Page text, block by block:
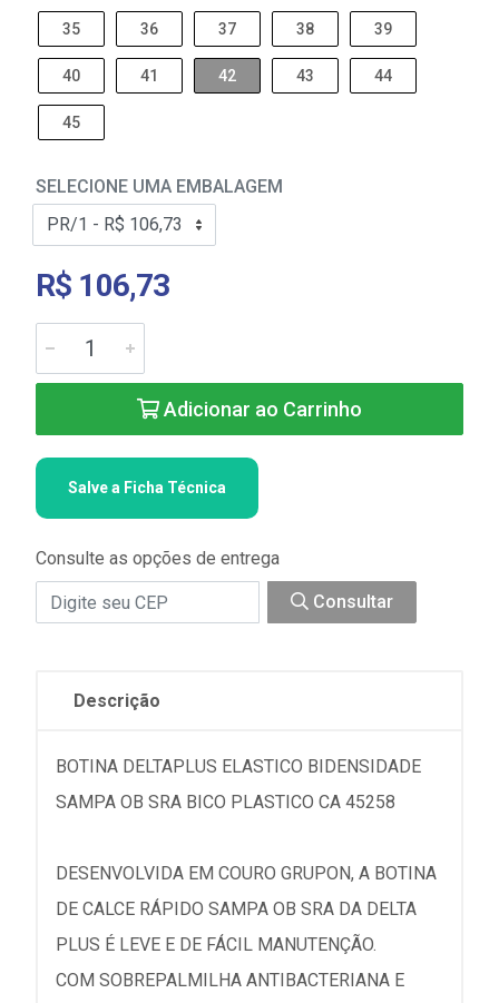
35 36 37 38 39
40 41 42 43 44
45
SELECIONE UMA EMBALAGEM
R$ 106,73
Adicionar ao Carrinho
Salve a Ficha Técnica
Consulte as opções de entrega
Consultar
Descrição
BOTINA DELTAPLUS ELASTICO BIDENSIDADE
SAMPA OB SRA BICO PLASTICO CA 45258
DESENVOLVIDA EM COURO GRUPON, A BOTINA
DE CALCE RÁPIDO SAMPA OB SRA DA DELTA
PLUS É LEVE E DE FÁCIL MANUTENÇÃO.
COM SOBREPALMILHA ANTIBACTERIANA E